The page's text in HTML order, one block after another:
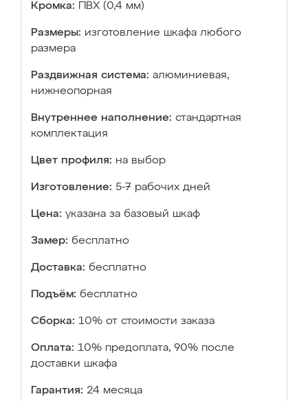
Кромка: ПВХ (0,4 мм)
Размеры: изготовление шкафа любого
размера
Раздвижная система: алюминиевая,
нижнеопорная
Внутреннее наполнение: стандартная
комплектация
Цвет профиля: на выбор
Изготовление: 5-7 рабочих дней
Цена: указана за базовый шкаф
Замер: бесплатно
Доставка: бесплатно
Подъём: бесплатно
Сборка: 10% от стоимости заказа
Оплата: 10% предоплата, 90% после
доставки шкафа
Гарантия: 24 месяца